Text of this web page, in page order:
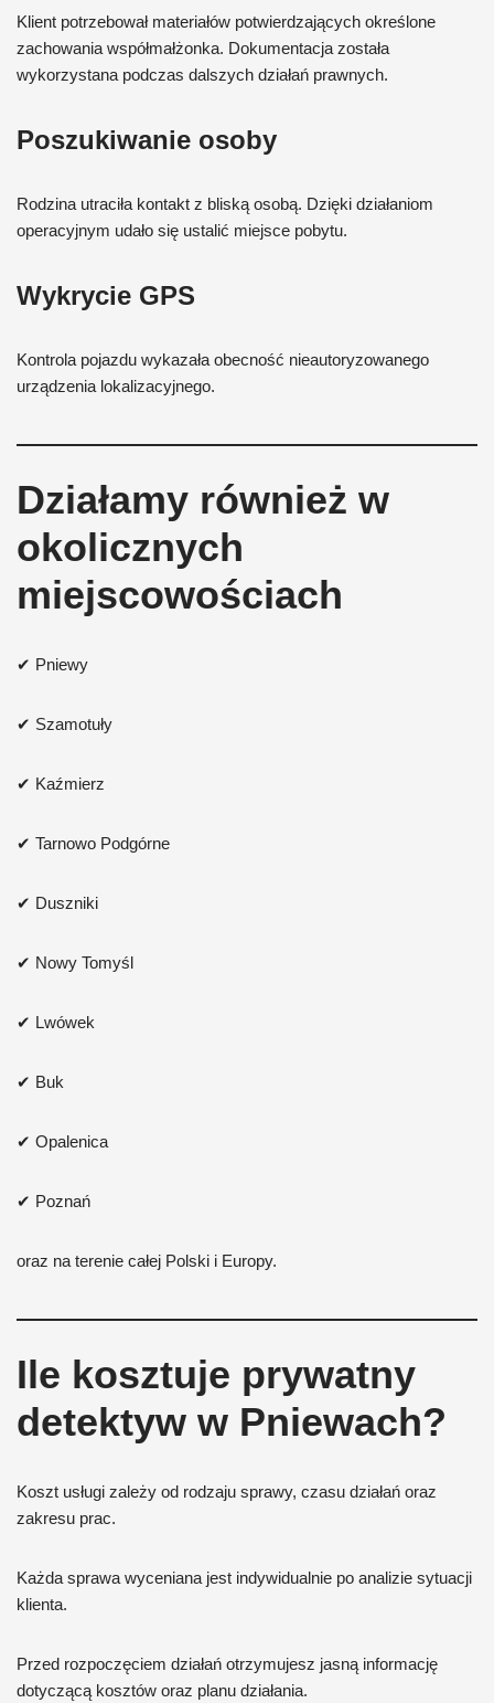
Klient potrzebował materiałów potwierdzających określone
zachowania współmałżonka. Dokumentacja została
wykorzystana podczas dalszych działań prawnych.
Poszukiwanie osoby
Rodzina utraciła kontakt z bliską osobą. Dzięki działaniom
operacyjnym udało się ustalić miejsce pobytu.
Wykrycie GPS
Kontrola pojazdu wykazała obecność nieautoryzowanego
urządzenia lokalizacyjnego.
Działamy również w
okolicznych
miejscowościach
✔ Pniewy
✔ Szamotuły
✔ Kaźmierz
✔ Tarnowo Podgórne
✔ Duszniki
✔ Nowy Tomyśl
✔ Lwówek
✔ Buk
✔ Opalenica
✔ Poznań
oraz na terenie całej Polski i Europy.
Ile kosztuje prywatny
detektyw w Pniewach?
Koszt usługi zależy od rodzaju sprawy, czasu działań oraz
zakresu prac.
Każda sprawa wyceniana jest indywidualnie po analizie sytuacji
klienta.
Przed rozpoczęciem działań otrzymujesz jasną informację
dotyczącą kosztów oraz planu działania.